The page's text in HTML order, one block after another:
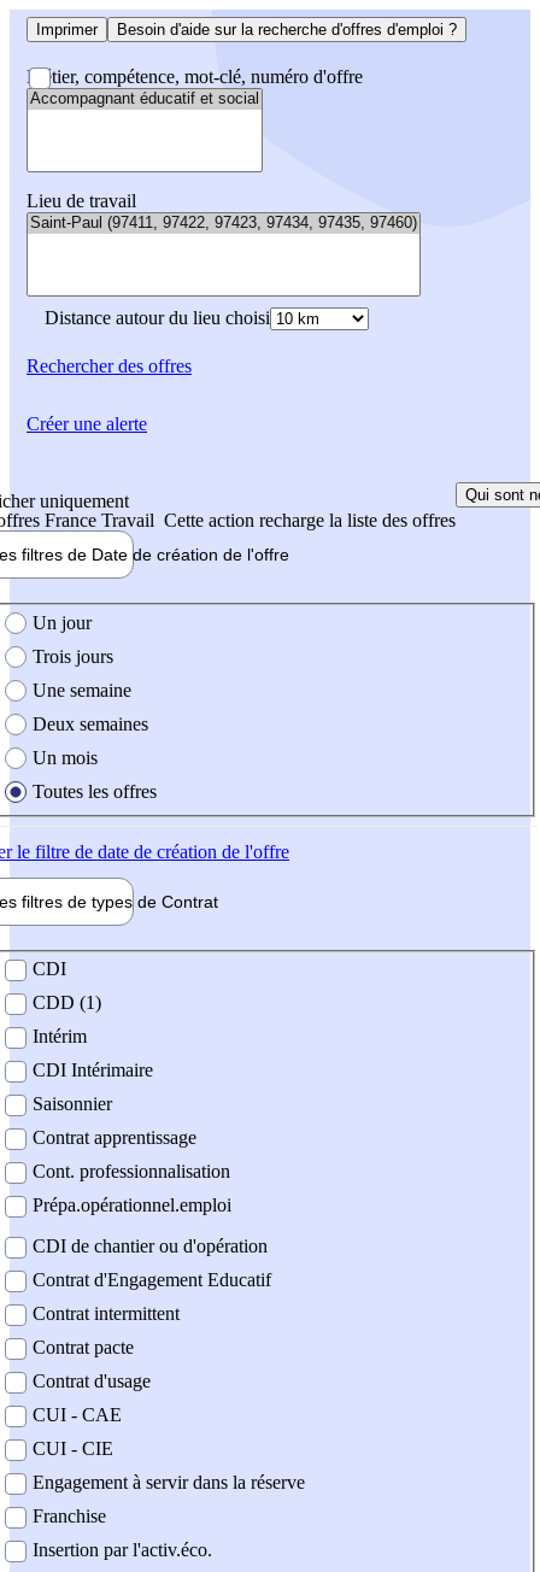
Imprimer Besoin d'aide sur la recherche d'offres d'emploi ?
Métier, compétence, mot-clé, numéro d'offre
Lieu de travail
Distance autour du lieu choisi
Rechercherdes offres
uniquement
France Travail Cette action recharge la liste des offres
Qui sont
filtres de Date de création de l'offre
création de l'offre
Un jour
Trois jours
Une semaine
Deux semaines
Un mois
Toutes les offres
le filtre de date de création de l'offre
filtres de types de Contrat
contrat
CDI
CDD (1)
Intérim
CDI Intérimaire
Saisonnier
Contrat apprentissage
Cont. professionnalisation
Prépa.opérationnel.emploi
CDI de chantier ou d'opération
Contrat d'Engagement Educatif
Contrat intermittent
Contrat pacte
Contrat d'usage
CUI - CAE
CUI - CIE
Engagement à servir dans la réserve
Franchise
Insertion par l'activ.éco.
Créer une alerte